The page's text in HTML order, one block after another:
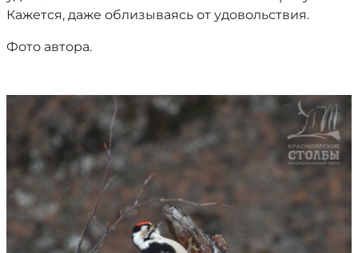
Кажется, даже облизываясь от удовольствия.
Фото автора.